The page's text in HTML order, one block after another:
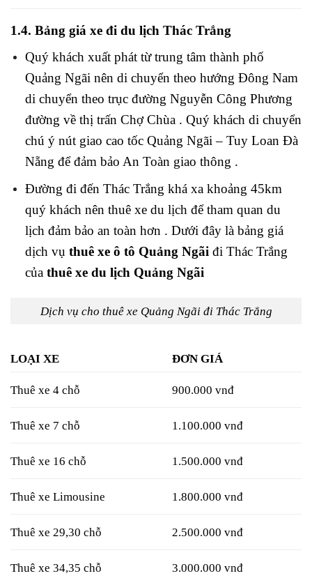
1.4. Bảng giá xe đi du lịch Thác Trắng
Quý khách xuất phát từ trung tâm thành phố
Quảng Ngãi nên di chuyển theo hướng Đông Nam
di chuyển theo trục đường Nguyễn Công Phương
đường về thị trấn Chợ Chùa . Quý khách di chuyển
chú ý nút giao cao tốc Quảng Ngãi – Tuy Loan Đà
Nẵng để đảm bảo An Toàn giao thông .
Đường đi đến Thác Trắng khá xa khoảng 45km
quý khách nên thuê xe du lịch để tham quan du
lịch đảm bảo an toàn hơn . Dưới đây là bảng giá
dịch vụ thuê xe ô tô Quảng Ngãi đi Thác Trắng
của thuê xe du lịch Quảng Ngãi
Dịch vụ cho thuê xe Quảng Ngãi đi Thác Trắng
LOẠI XE ĐƠN GIÁ
Thuê xe 4 chỗ 900.000 vnđ
Thuê xe 7 chỗ 1.100.000 vnđ
Thuê xe 16 chỗ 1.500.000 vnđ
Thuê xe Limousine 1.800.000 vnđ
Thuê xe 29,30 chỗ 2.500.000 vnđ
Thuê xe 34,35 chỗ 3.000.000 vnđ